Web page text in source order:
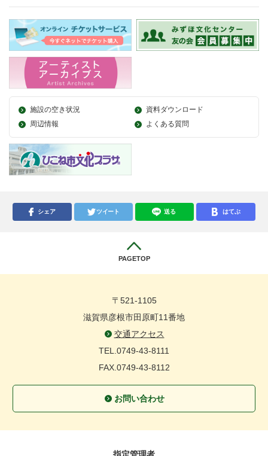
施設の空き状況
資料ダウンロード
周辺情報
よくある質問
シェア ツイート 送る はてぶ
PAGETOP
〒521-1105
滋賀県彦根市田原町11番地
交通アクセス
TEL.0749-43-8111
FAX.0749-43-8112
お問い合わせ